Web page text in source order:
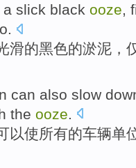
a slick black ooze,
.
滑的黑色的淤泥 ，
can also slow
the ooze
以使所有的车辆单